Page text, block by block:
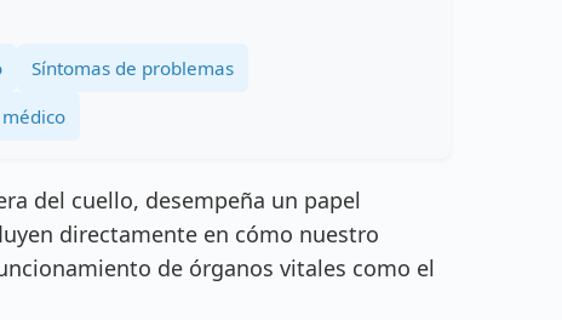
Síntomas de problemas
del cuello, desempeña un papel
directamente en cómo nuestro
de órganos vitales como el